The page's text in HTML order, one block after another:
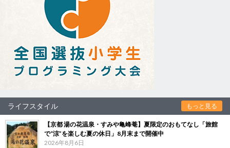
ライフスタイル もっと見る
【京都 湯の花温泉・すみや亀峰菴】夏限定のおもてなし「旅館
で“涼”を楽しむ夏の休日」8月末まで開催中
2026年8月6日